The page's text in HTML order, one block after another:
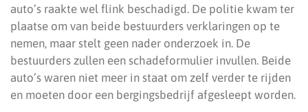
auto’s raakte wel flink beschadigd. De politie kwam ter
plaatse om van beide bestuurders verklaringen op te
nemen, maar stelt geen nader onderzoek in. De
bestuurders zullen een schadeformulier invullen. Beide
auto’s waren niet meer in staat om zelf verder te rijden
en moeten door een bergingsbedrijf afgesleept worden.